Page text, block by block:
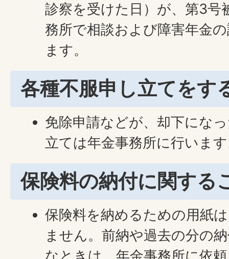
診察を受けた日）が、第3号
務所で相談および障害年金
ます。
各種不服申し立てをす
免除申請などが、却下にな
立ては年金事務所に行いま
保険料の納付に関する
保険料を納めるための用紙
ません。前納や過去の分の